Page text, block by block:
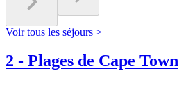
Voir tous les séjours >
2 - Plages de Cape Town